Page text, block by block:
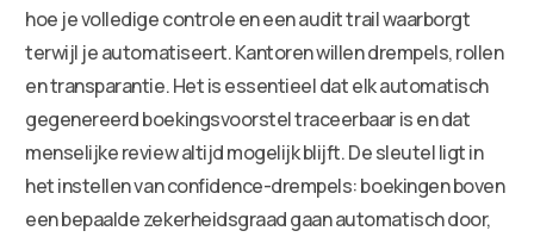
hoe je volledige controle en een audit trail waarborgt
terwijl je automatiseert. Kantoren willen drempels, rollen
en transparantie. Het is essentieel dat elk automatisch
gegenereerd boekingsvoorstel traceerbaar is en dat
menselijke review altijd mogelijk blijft. De sleutel ligt in
het instellen van confidence-drempels: boekingen boven
een bepaalde zekerheidsgraad gaan automatisch door,